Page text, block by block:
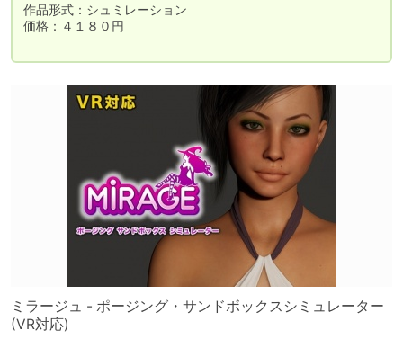
作品形式：シュミレーション
価格：４１８０円
ミラージュ - ポージング・サンドボックスシミュレーター
(VR対応)